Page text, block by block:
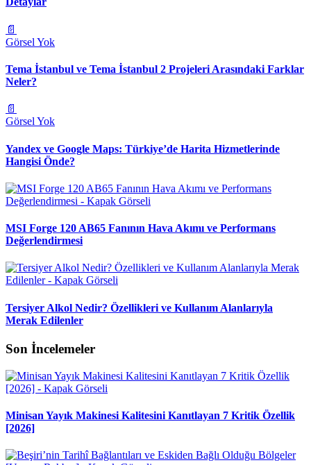
📄
Görsel Yok
Tema İstanbul ve Tema İstanbul 2 Projeleri Arasındaki Farklar
Neler?
📄
Görsel Yok
Yandex ve Google Maps: Türkiye’de Harita Hizmetlerinde
Hangisi Önde?
MSI Forge 120 AB65 Fanının Hava Akımı ve Performans
Değerlendirmesi
Tersiyer Alkol Nedir? Özellikleri ve Kullanım Alanlarıyla
Merak Edilenler
Son İncelemeler
Minisan Yayık Makinesi Kalitesini Kanıtlayan 7 Kritik Özellik
[2026]